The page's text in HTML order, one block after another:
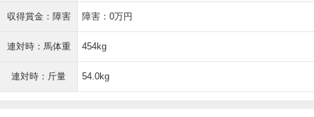
収得賞金：障害 障害：0万円
連対時：馬体重 454kg
連対時：斤量 54.0kg